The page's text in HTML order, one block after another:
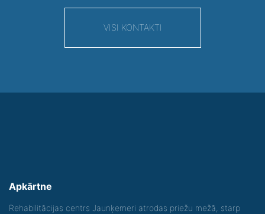
VISI KONTAKTI
Apkārtne
Rehabilitācijas centrs Jaunķemeri atrodas priežu mežā, starp